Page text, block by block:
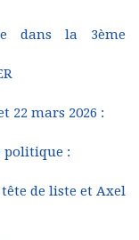
dans la 3ème
22 mars 2026 :
politique :
de liste et Axel